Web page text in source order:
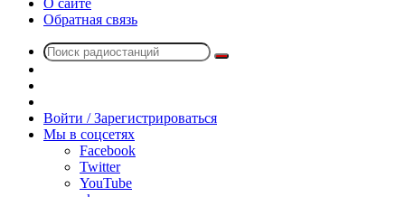
О сайте
Обратная связь
Поиск
радио
Войти / Зарегистрироваться
Мы в соцсетях
Facebook
Twitter
YouTube